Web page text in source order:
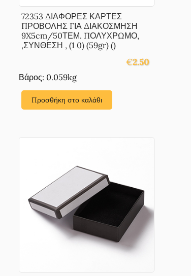
72353 ΔΙΑΦΟΡΕΣ ΚΑΡΤΕΣ
ΠΡΟΒΟΛΗΣ ΓΙΑ ΔΙΑΚΟΣΜΗΣΗ
9X5cm/50ΤΕΜ. ΠΟΛΥΧΡΩΜΟ,
,ΣΥΝΘΕΣΗ , (1 0) (59gr) ()
€2.50
Βάρος: 0.059kg
Προσθήκη στο καλάθι